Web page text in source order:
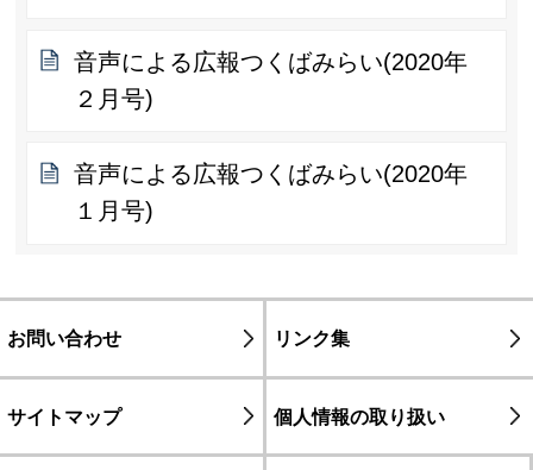
音声による広報つくばみらい(2020年
２月号)
音声による広報つくばみらい(2020年
１月号)
お問い合わせ リンク集
サイトマップ 個人情報の取り扱い